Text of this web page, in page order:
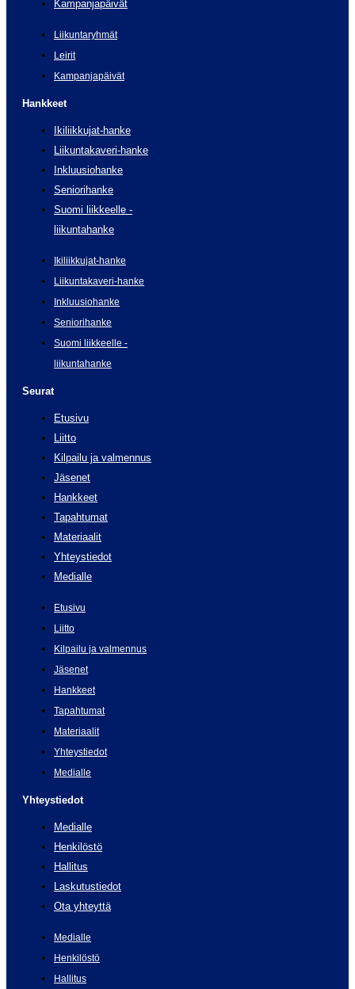
Kampanjapäivät
Liikuntaryhmät
Leirit
Kampanjapäivät
Hankkeet
Ikiliikkujat-hanke
Liikuntakaveri-hanke
Inkluusiohanke
Seniorihanke
Suomi liikkeelle -
liikuntahanke
Ikiliikkujat-hanke
Liikuntakaveri-hanke
Inkluusiohanke
Seniorihanke
Suomi liikkeelle -
liikuntahanke
Seurat
Etusivu
Liitto
Kilpailu ja valmennus
Jäsenet
Hankkeet
Tapahtumat
Materiaalit
Yhteystiedot
Medialle
Etusivu
Liitto
Kilpailu ja valmennus
Jäsenet
Hankkeet
Tapahtumat
Materiaalit
Yhteystiedot
Medialle
Yhteystiedot
Medialle
Henkilöstö
Hallitus
Laskutustiedot
Ota yhteyttä
Medialle
Henkilöstö
Hallitus